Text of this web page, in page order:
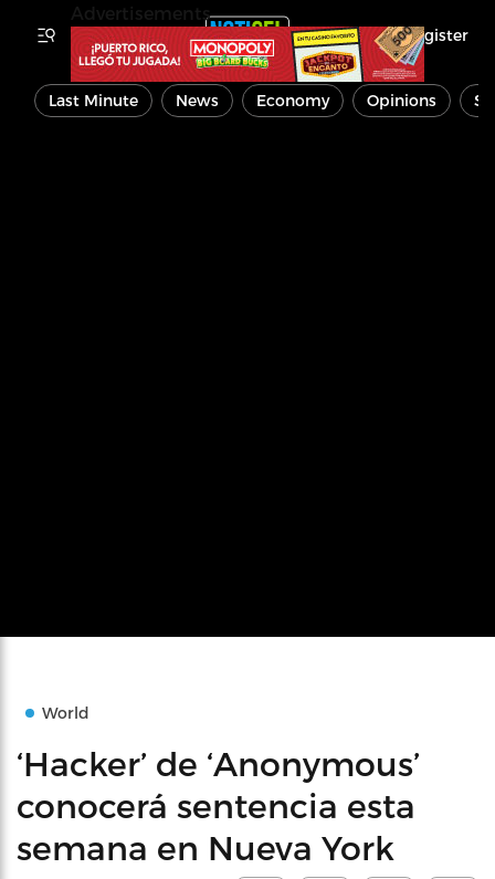
Register
Last Minute News Economy Opinions
World
‘Hacker’ de ‘Anonymous’
conocerá sentencia esta
semana en Nueva York
Advertisements